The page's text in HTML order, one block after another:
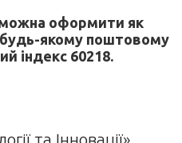
оформити як
будь-якому поштовому
індекс 60218.
та Інновації»